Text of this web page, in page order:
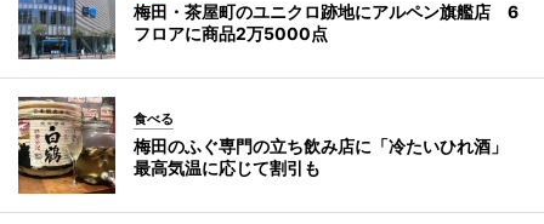
梅田・茶屋町のユニクロ跡地にアルペン旗艦店 6
フロアに商品2万5000点
食べる
梅田のふぐ専門の立ち飲み店に「冷たいひれ酒」
最高気温に応じて割引も